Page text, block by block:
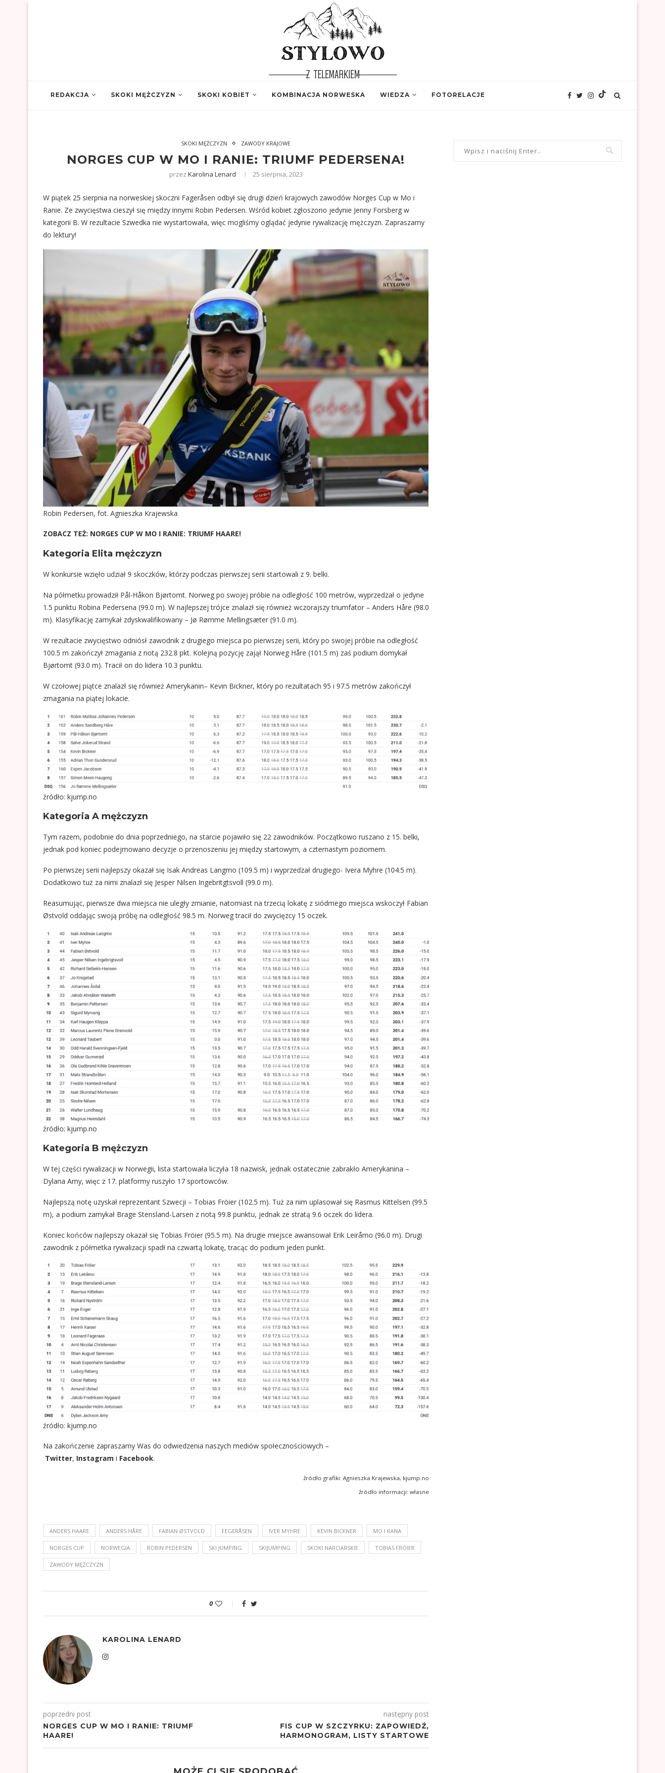
REDAKCJA SKOKI MĘŻCZYZN SKOKI KOBIET KOMBINACJA NORWESKA WIEDZA FOTORELACJE
SKOKI MĘŻCZYZN ZAWODY KRAJOWE
NORGES CUP W MO I RANIE: TRIUMF PEDERSENA!
przez Karolina Lenard 25 sierpnia, 2023
W piątek 25 sierpnia na norweskiej skoczni Fageråsen odbył się drugi dzień krajowych zawodów Norges Cup w Mo i
Ranie. Ze zwycięstwa cieszył się między innymi Robin Pedersen. Wśród kobiet zgłoszono jedynie Jenny Forsberg w
kategorii B. W rezultacie Szwedka nie wystartowała, więc mogliśmy oglądać jedynie rywalizację mężczyzn. Zapraszamy
do lektury!
Robin Pedersen, fot. Agnieszka Krajewska
ZOBACZ TEŻ: NORGES CUP W MO I RANIE: TRIUMF HAARE!
Kategoria Elita mężczyzn
W konkursie wzięło udział 9 skoczków, którzy podczas pierwszej serii startowali z 9. belki.
Na półmetku prowadził Pål-Håkon Bjørtomt. Norweg po swojej próbie na odległość 100 metrów, wyprzedzał o jedyne
1.5 punktu Robina Pedersena (99.0 m). W najlepszej trójce znalazł się również wczorajszy triumfator – Anders Håre (98.0
m). Klasyfikację zamykał zdyskwalifikowany – Jø Rømme Mellingsæter (91.0 m).
W rezultacie zwycięstwo odniósł zawodnik z drugiego miejsca po pierwszej serii, który po swojej próbie na odległość
100.5 m zakończył zmagania z notą 232.8 pkt. Kolejną pozycję zajął Norweg Håre (101.5 m) zaś podium domykał
Bjørtomt (93.0 m). Tracił on do lidera 10.3 punktu.
W czołowej piątce znalazł się również Amerykanin– Kevin Bickner, który po rezultatach 95 i 97.5 metrów zakończył
zmagania na piątej lokacie.
źródło: kjump.no
Kategoria A mężczyzn
Tym razem, podobnie do dnia poprzedniego, na starcie pojawiło się 22 zawodników. Początkowo ruszano z 15. belki,
jednak pod koniec podejmowano decyzje o przenoszeniu jej między startowym, a czternastym poziomem.
Po pierwszej serii najlepszy okazał się Isak Andreas Langmo (109.5 m) i wyprzedzał drugiego- Ivera Myhre (104.5 m).
Dodatkowo tuż za nimi znalazł się Jesper Nilsen Ingebritgtsvoll (99.0 m).
Reasumując, pierwsze dwa miejsca nie uległy zmianie, natomiast na trzecią lokatę z siódmego miejsca wskoczył Fabian
Østvold oddając swoją próbę na odległość 98.5 m. Norweg tracił do zwycięzcy 15 oczek.
źródło: kjump.no
Kategoria B mężczyzn
W tej części rywalizacji w Norwegii, lista startowała liczyła 18 nazwisk, jednak ostatecznie zabrakło Amerykanina –
Dylana Amy, więc z 17. platformy ruszyło 17 sportowców.
Najlepszą notę uzyskał reprezentant Szwecji – Tobias Fröier (102.5 m). Tuż za nim uplasował się Rasmus Kittelsen (99.5
m), a podium zamykał Brage Stensland-Larsen z notą 99.8 punktu, jednak ze stratą 9.6 oczek do lidera.
Koniec końców najlepszy okazał się Tobias Fröier (95.5 m). Na drugie miejsce awansował Erik Leiråmo (96.0 m). Drugi
zawodnik z półmetka rywalizacji spadł na czwartą lokatę, tracąc do podium jeden punkt.
źródło: kjump.no
Na zakończenie zapraszamy Was do odwiedzenia naszych mediów społecznościowych –
Twitter, Instagram i Facebook.
źródło grafiki: Agnieszka Krajewska, kjump.no
źródło informacji: własne
ANDERS HAARE ANDERS HÅRE FABIAN ØSTVOLD FEGERÅSEN IVER MYHRE KEVIN BICKNER MO I RANA
NORGES CUP NORWEGIA ROBIN PEDERSEN SKI JUMPING SKIJUMPING SKOKI NARCIARSKIE TOBIAS FRÖIER
ZAWODY MĘŻCZYZN
0
KAROLINA LENARD
poprzedni post
NORGES CUP W MO I RANIE: TRIUMF
HAARE!
następny post
FIS CUP W SZCZYRKU: ZAPOWIEDŹ,
HARMONOGRAM, LISTY STARTOWE